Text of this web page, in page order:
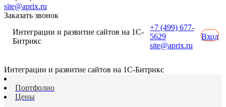
site@aprix.ru
Заказать звонок
Интеграции и развитие сайтов на 1С-
Битрикс
+7 (499) 677-
5629
site@aprix.ru
Вход
Интеграции и развитие сайтов на 1С-Битрикс
Портфолио
Цены